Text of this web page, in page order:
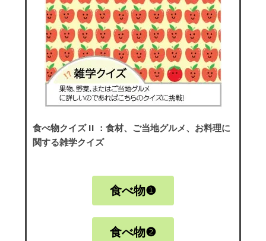
食べ物クイズ II ：食材、ご当地グルメ、お料理に
関する雑学クイズ
食べ物❶
食べ物❷